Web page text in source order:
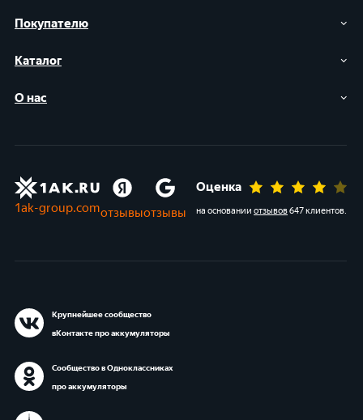
Покупателю
Каталог
О нас
1ak-group.comотзывыотзывы
Оценка
на основании отзывов647 клиентов.
Крупнейшее сообщество
вКонтакте про аккумуляторы
Сообщество в Одноклассниках
про аккумуляторы